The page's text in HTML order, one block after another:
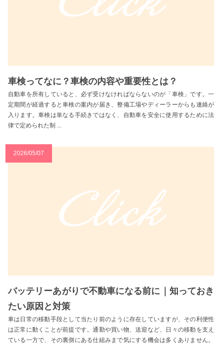
車検ってなに？車検の内容や重要性とは？
自動車を所有していると、必ず受けなければならないのが「車検」です。一
定期間が経過すると車検の案内が届き、整備工場やディーラーからも連絡が
入ります。車検は単なる手続きではなく、自動車を安全に使用するために法
律で定められた制 ...
2026/05/07
バッテリーあがりで不動車になる前に｜知っておき
たい原因と対策
車は日常の移動手段として当たり前のように存在していますが、その利便性
は正常に動くことが前提です。通勤や買い物、送迎など、日々の移動を支え
ている一方で、その裏側にある仕組みまで気にする機会は多くありません。